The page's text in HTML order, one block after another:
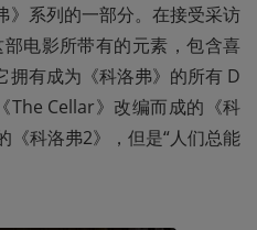
》系列的一部分。在接受采访
电影所带有的元素，包含喜
拥有成为《科洛弗》的所有 D
The Cellar》改编而成的《科
《科洛弗2》，但是“人们总能